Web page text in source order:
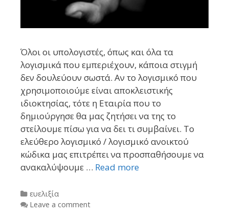
Όλοι οι υπολογιστές, όπως και όλα τα
λογισμικά που εμπεριέχουν, κάποια στιγμή
δεν δουλεύουν σωστά. Αν το λογισμικό που
χρησιμοποιούμε είναι αποκλειστικής
ιδιοκτησίας, τότε η Εταιρία που το
δημιούργησε θα μας ζητήσει να της το
στείλουμε πίσω για να δει τι συμβαίνει. To
ελεύθερο λογισμικό / λογισμικό ανοικτού
κώδικα μας επιτρέπει να προσπαθήσουμε να
ανακαλύψουμε … Read more
Categories
ευελιξία
Leave a comment